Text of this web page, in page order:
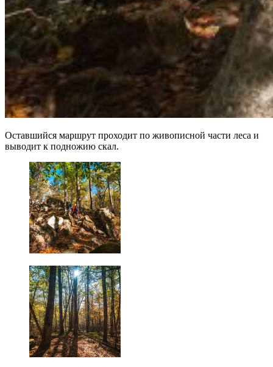
Оставшийся маршрут проходит по живописной части леса и
выводит к подножию скал.